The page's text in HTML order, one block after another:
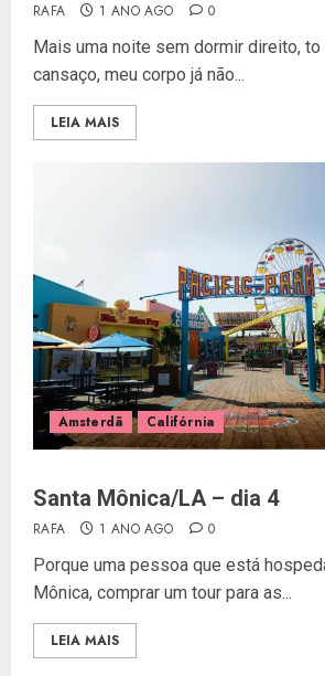
RAFA 1 ANO AGO 0
Mais uma noite sem dormir direito, to
cansaço, meu corpo já não...
LEIA MAIS
Amsterdã Califórnia
Santa Mônica/LA – dia 4
RAFA 1 ANO AGO 0
Porque uma pessoa que está
Mônica, comprar um tour para as...
LEIA MAIS